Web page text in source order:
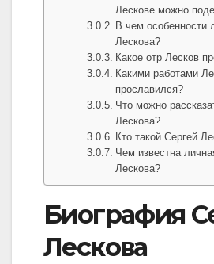
Лескове можно
В чем особенности
Лескова?
Какое отр Лесков
Какими работами
прославился?
Что можно
Лескова?
Кто такой Сергей
Чем известна
Лескова?
Биография
Лескова